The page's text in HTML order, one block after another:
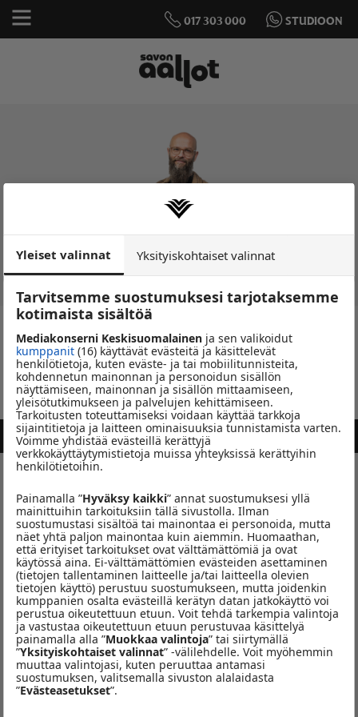
Studiossa nyt
SAVON AAMU
Anssi Saarelainen
SAMULI EDELMANN & SANI TUHAT YÖTÄ
017 303 000 STUDIOON
Hyvää joulua!
Hyvää joulua!
Seuraa meitä somessa
KILPAILUT
Yleiset valinnat Yksityiskohtaiset valinnat
Tarvitsemme suostumuksesi tarjotaksemme
kotimaista sisältöä
Mediakonserni Keskisuomalainen ja sen valikoidut
kumppanit (16) käyttävät evästeitä ja käsittelevät
henkilötietoja, kuten eväste- ja tai mobiilitunnisteita,
kohdennetun mainonnan ja personoidun sisällön
näyttämiseen, mainonnan ja sisällön mittaamiseen,
yleisötutkimukseen ja palvelujen kehittämiseen.
Tarkoitusten toteuttamiseksi voidaan käyttää tarkkoja
sijaintitietoja ja laitteen ominaisuuksia tunnistamista varten.
Voimme yhdistää evästeillä kerättyjä
verkkokäyttäytymistietoja muissa yhteyksissä kerättyihin
henkilötietoihin.
Painamalla ”Hyväksy kaikki” annat suostumuksesi yllä
mainittuihin tarkoituksiin tällä sivustolla. Ilman
suostumustasi sisältöä tai mainontaa ei personoida, mutta
näet yhtä paljon mainontaa kuin aiemmin. Huomaathan,
että erityiset tarkoitukset ovat välttämättömiä ja ovat
käytössä aina. Ei-välttämättömien evästeiden asettaminen
(tietojen tallentaminen laitteelle ja/tai laitteella olevien
tietojen käyttö) perustuu suostumukseen, mutta joidenkin
kumppanien osalta evästeillä kerätyn datan jatkokäyttö voi
perustua oikeutettuun etuun. Voit tehdä tarkempia valintoja
ja vastustaa oikeutettuun etuun perustuvaa käsittelyä
painamalla alla ”Muokkaa valintoja” tai siirtymällä
”Yksityiskohtaiset valinnat” -välilehdelle. Voit myöhemmin
muuttaa valintojasi, kuten peruuttaa antamasi
suostumuksen, valitsemalla sivuston alalaidasta
”Evästeasetukset”.